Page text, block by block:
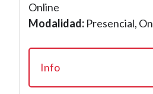
Online
Modalidad: Presencial,
Info